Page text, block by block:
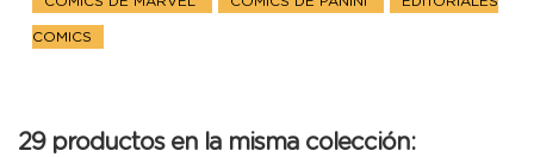
COMICS
29 productos en la misma colección: